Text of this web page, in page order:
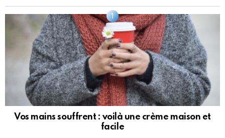
Vos mains souffrent : voilà une crème maison et
facile